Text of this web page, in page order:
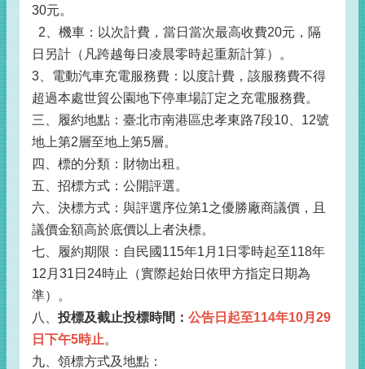
30元。
2、機車：以次計費，當日當次最高收費20元，隔
日另計（凡跨越每日凌晨零時起重新計算）。
3、電動汽車充電服務費：以度計費，該服務費不得
超過本處世貿公園地下停車場訂定之充電服務費。
三、履約地點：臺北市南港區忠孝東路7段10、12號
地上第2層至地上第5層。
四、標的分類：財物出租。
五、招標方式：公開評選。
六、決標方式：與評選序位第1之優勝廠商議價，且
議價金額高於底價以上者決標。
七、履約期限：自民國115年1月1日零時起至118年
12月31日24時止（實際起始日依甲方指定日期為
準）。
八、 投標及截止投標時間： 公告日起至114年10月29
日下午5時止。
九、領標方式及地點：